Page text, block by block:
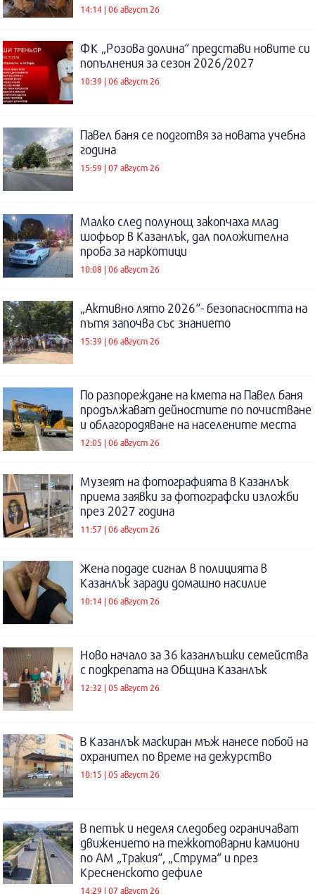
14:14 | 06 август 26
ФК „Розова долина“ представи новите си
попълнения за сезон 2026/2027
10:39 | 06 август 26
Павел баня се подготвя за новата учебна
година
15:59 | 07 август 26
Малко след полунощ закопчаха млад
шофьор в Казанлък, дал положителна
проба за наркотици
10:08 | 06 август 26
„Активно лято 2026“- безопасността на
пътя започва със знанието
15:39 | 06 август 26
По разпореждане на кмета на Павел баня
продължават дейностите по почистване
и облагородяване на населените места
12:05 | 06 август 26
Музеят на фотографията в Казанлък
приема заявки за фотографски изложби
през 2027 година
11:57 | 06 август 26
Жена подаде сигнал в полицията в
Казанлък заради домашно насилие
10:14 | 06 август 26
Ново начало за 36 казанлъшки семейства
с подкрепата на Община Казанлък
12:32 | 05 август 26
В Казанлък маскиран мъж нанесе побой на
охранител по време на дежурство
10:15 | 05 август 26
В петък и неделя следобед ограничават
движението на тежкотоварни камиони
по АМ „Тракия“, „Струма“ и през
Кресненското дефиле
14:29 | 07 август 26